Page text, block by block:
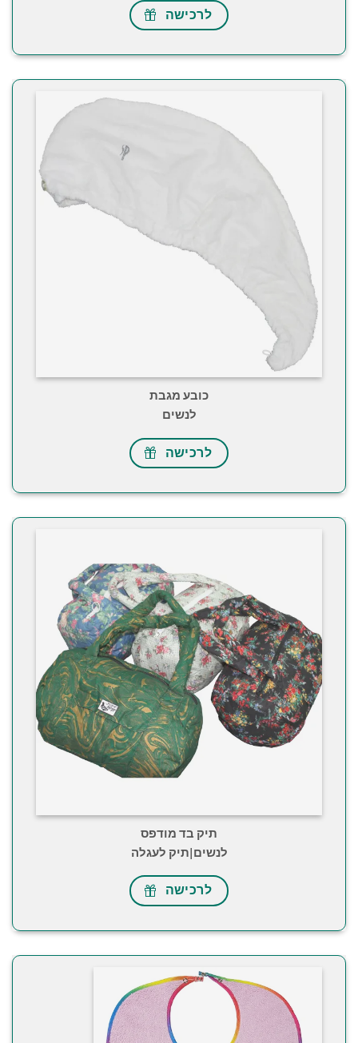
לרכישה
כובע מגבת
לנשים
לרכישה
תיק בד מודפס
לנשים|תיק לעגלה
לרכישה